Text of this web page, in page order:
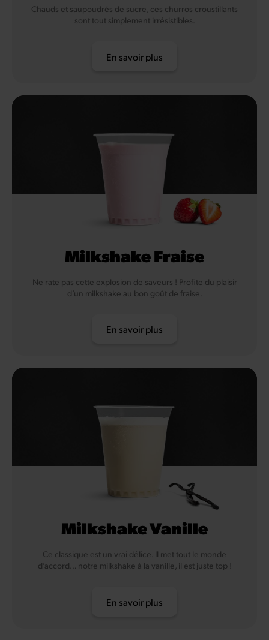
Chauds et saupoudrés de sucre, ces churros croustillants
sont tout simplement irrésistibles.
En savoir plus
Milkshake Fraise
Ne rate pas cette explosion de saveurs ! Profite du plaisir
d’un milkshake au bon goût de fraise.
En savoir plus
Milkshake Vanille
Ce classique est un vrai délice. Il met tout le monde
d’accord… notre milkshake à la vanille, il est juste top !
En savoir plus